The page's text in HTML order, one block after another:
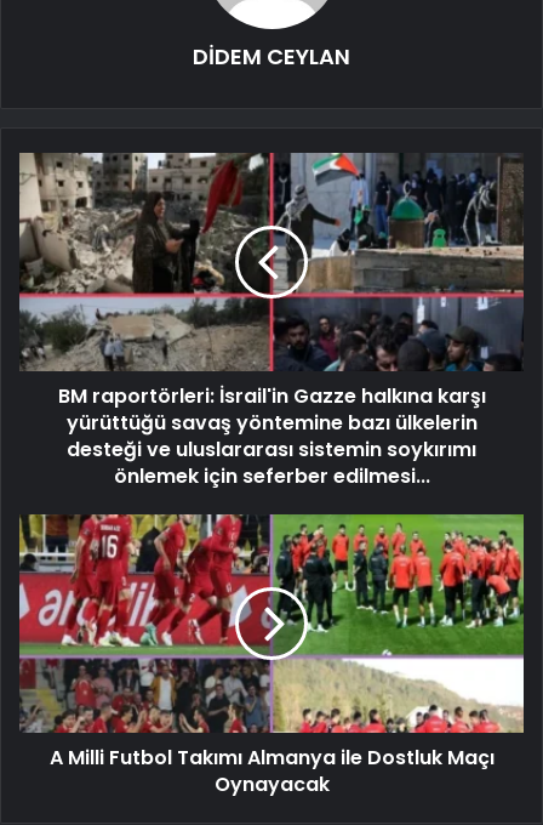
DİDEM CEYLAN
BM raportörleri: İsrail'in Gazze halkına karşı
yürüttüğü savaş yöntemine bazı ülkelerin
desteği ve uluslararası sistemin soykırımı
önlemek için seferber edilmesi...
A Milli Futbol Takımı Almanya ile Dostluk Maçı
Oynayacak